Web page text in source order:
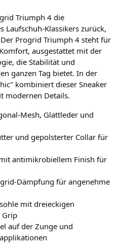
Triumph 4 die
Laufschuh-Klassikers zurück,
Progrid Triumph 4 steht für
ausgestattet mit der
die Stabilität und
ganzen Tag bietet. In der
kombiniert dieser Sneaker
modernen Details.
Mesh, Glattleder und
und gepolsterter Collar für
antimikrobiellem Finish für
Dämpfung für angenehme
mit dreieckigen
Grip
auf der Zunge und